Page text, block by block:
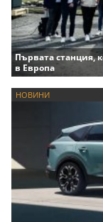
Първата станция,
в Европа
НОВИНИ